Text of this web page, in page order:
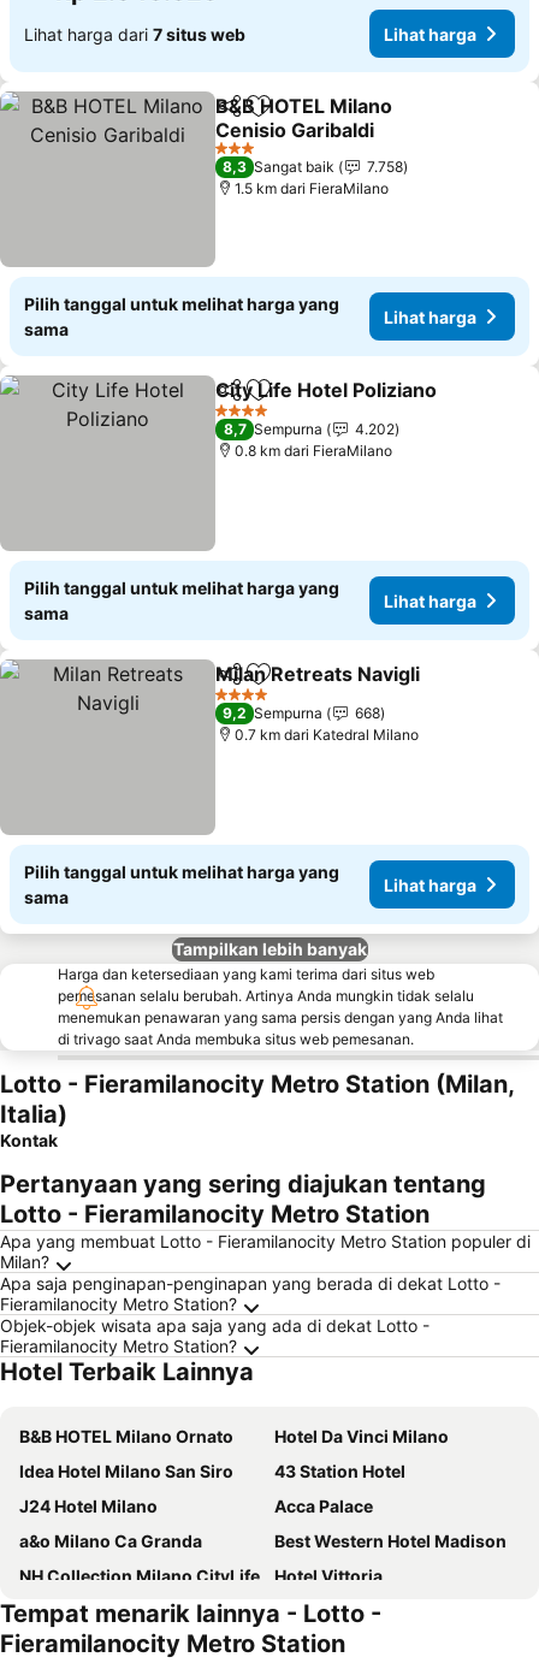
Lihat harga dari 7 situs web Lihat harga
BagikanTambahkan ke favorit
B&B HOTEL Milano
Cenisio Garibaldi
3 Bintang
8,3 Sangat baik
7.758
1.5 km dari FieraMilano
Pilih tanggal untuk melihat harga yang
sama
Lihat harga
BagikanTambahkan ke favorit
City Life Hotel Poliziano
4 Bintang
8,7 Sempurna
4.202
0.8 km dari FieraMilano
Pilih tanggal untuk melihat harga yang
sama
Lihat harga
BagikanTambahkan ke favorit
Milan Retreats Navigli
4 Bintang
9,2 Sempurna
668
0.7 km dari Katedral Milano
Pilih tanggal untuk melihat harga yang
sama
Lihat harga
Tampilkan lebih banyak
Harga dan ketersediaan yang kami terima dari situs web
pemesanan selalu berubah. Artinya Anda mungkin tidak selalu
menemukan penawaran yang sama persis dengan yang Anda lihat
di trivago saat Anda membuka situs web pemesanan.
Lotto - Fieramilanocity Metro Station (Milan,
Italia)
Kontak
Pertanyaan yang sering diajukan tentang
Lotto - Fieramilanocity Metro Station
Apa yang membuat Lotto - Fieramilanocity Metro Station populer di
Milan?
Apa saja penginapan-penginapan yang berada di dekat Lotto -
Fieramilanocity Metro Station?
Objek-objek wisata apa saja yang ada di dekat Lotto -
Fieramilanocity Metro Station?
Hotel Terbaik Lainnya
B&B HOTEL Milano Ornato
Hotel Da Vinci Milano
Idea Hotel Milano San Siro
43 Station Hotel
J24 Hotel Milano
Acca Palace
a&o Milano Ca Granda
Best Western Hotel Madison
NH Collection Milano CityLife
Hotel Vittoria
iQ Hotel Milano
Ornato Dependance
Hotel Amico
Hotel Bristol
Tempat menarik lainnya - Lotto -
Fieramilanocity Metro Station